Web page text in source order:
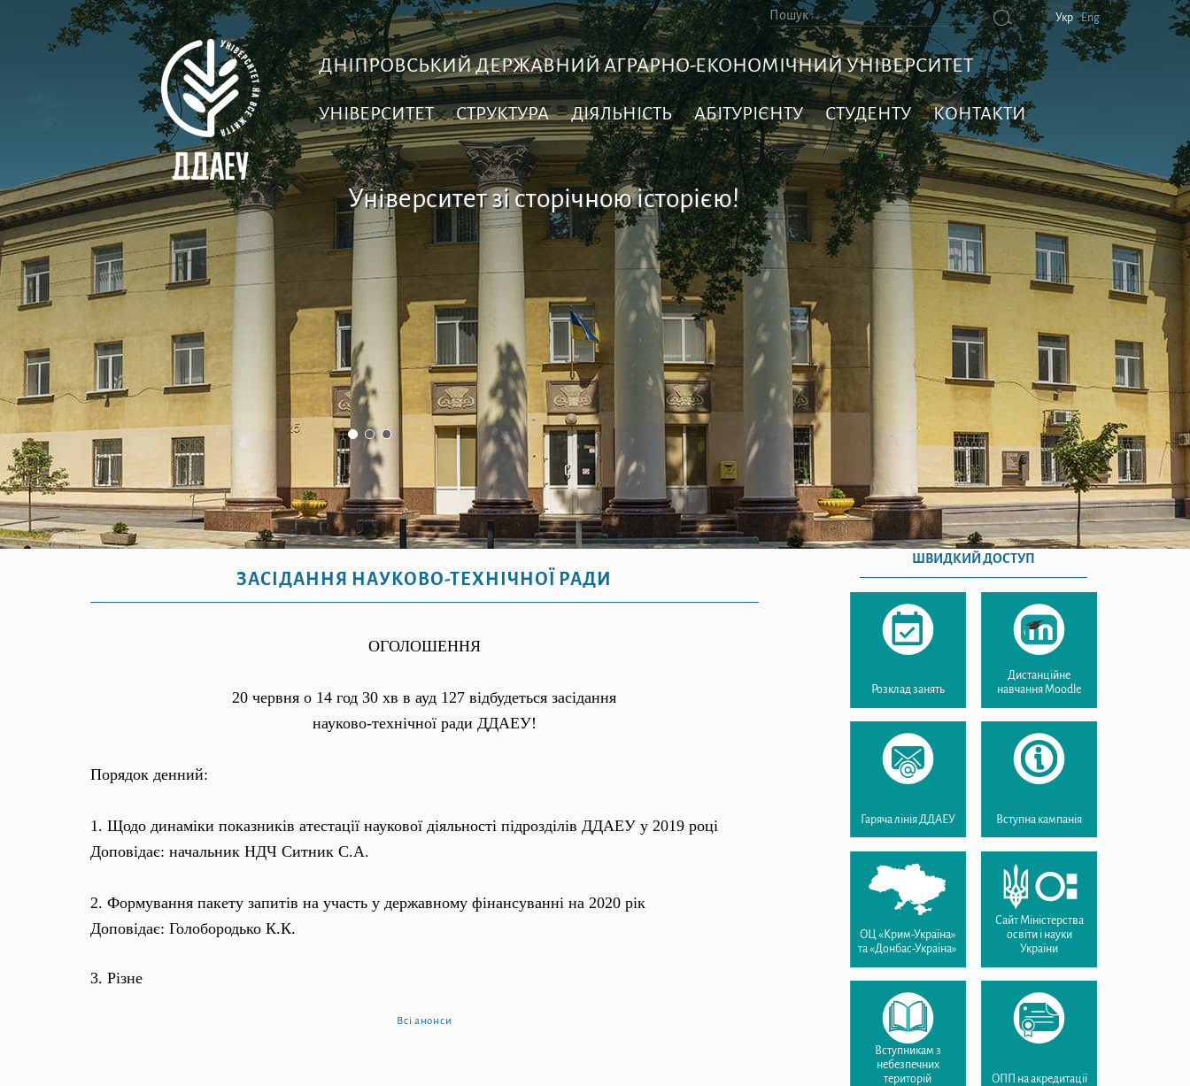
Укр Eng
ДНІПРОВСЬКИЙ ДЕРЖАВНИЙ АГРАРНО-ЕКОНОМІЧНИЙ УНІВЕРСИТЕТ
УНІВЕРСИТЕТ СТРУКТУРА ДІЯЛЬНІСТЬ АБІТУРІЄНТУ СТУДЕНТУ КОНТАКТИ
Університет зі сторічною історією!
ЗАСІДАННЯ НАУКОВО-ТЕХНІЧНОЇ РАДИ
ОГОЛОШЕННЯ
20 червня о 14 год 30 хв в ауд 127 відбудеться засідання
науково-технічної ради ДДАЕУ!
Порядок денний:
1. Щодо динаміки показників атестації наукової діяльності підрозділів ДДАЕУ у 2019 році
Доповідає: начальник НДЧ Ситник С.А.
2. Формування пакету запитів на участь у державному фінансуванні на 2020 рік
Доповідає: Голобородько К.К.
3. Різне
Всі анонси
ШВИДКИЙ ДОСТУП
Розклад занять
Дистанційне
навчання Moodle
Гаряча лінія ДДАЕУ Вступна кампанія
ОЦ «Крим-Україна»
та «Донбас-Україна»
Сайт Міністерства
освіти і науки
України
Вступникам з
небезпечних
територій
ОПП на акредитації